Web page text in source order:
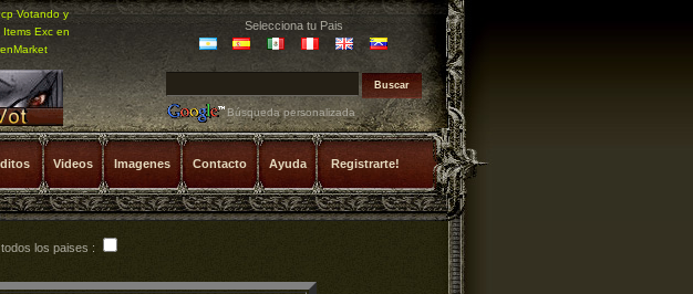
Votando y
Items Exc en
Selecciona tu Pais
Búsqueda personalizada
Videos Imagenes Contacto Ayuda Registrarte!
los paises :